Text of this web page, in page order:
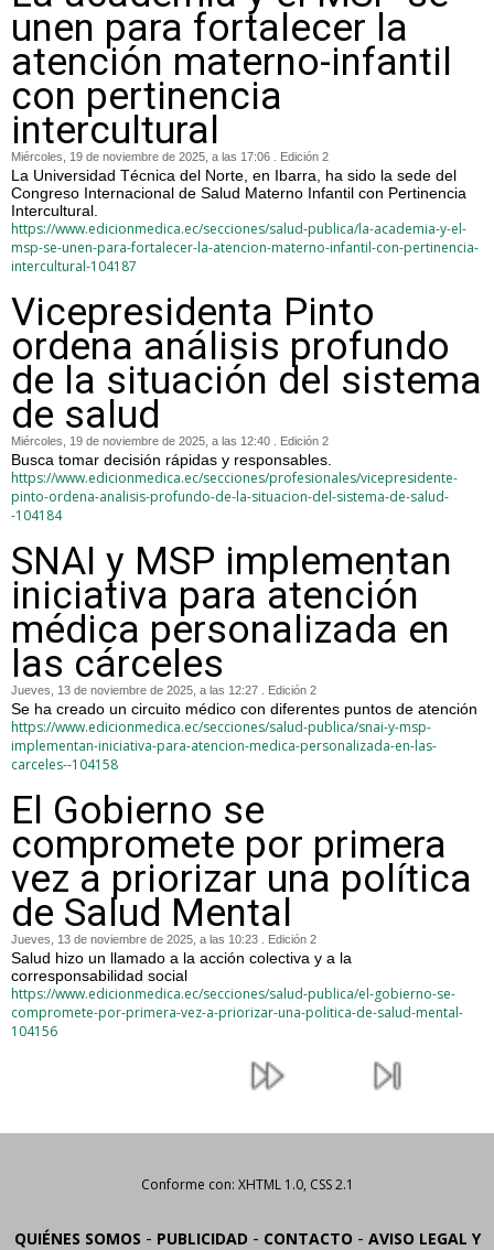
unen para fortalecer la
atención materno-infantil
con pertinencia
intercultural
Miércoles, 19 de noviembre de 2025, a las 17:06 . Edición 2
La Universidad Técnica del Norte, en Ibarra, ha sido la sede del
Congreso Internacional de Salud Materno Infantil con Pertinencia
Intercultural.
https://www.edicionmedica.ec/secciones/salud-publica/la-academia-y-el-
msp-se-unen-para-fortalecer-la-atencion-materno-infantil-con-pertinencia-
intercultural-104187
Vicepresidenta Pinto
ordena análisis profundo
de la situación del sistema
de salud
Miércoles, 19 de noviembre de 2025, a las 12:40 . Edición 2
Busca tomar decisión rápidas y responsables.
https://www.edicionmedica.ec/secciones/profesionales/vicepresidente-
pinto-ordena-analisis-profundo-de-la-situacion-del-sistema-de-salud-
-104184
SNAI y MSP implementan
iniciativa para atención
médica personalizada en
las cárceles
Jueves, 13 de noviembre de 2025, a las 12:27 . Edición 2
Se ha creado un circuito médico con diferentes puntos de atención
https://www.edicionmedica.ec/secciones/salud-publica/snai-y-msp-
implementan-iniciativa-para-atencion-medica-personalizada-en-las-
carceles--104158
El Gobierno se
compromete por primera
vez a priorizar una política
de Salud Mental
Jueves, 13 de noviembre de 2025, a las 10:23 . Edición 2
Salud hizo un llamado a la acción colectiva y a la
corresponsabilidad social
https://www.edicionmedica.ec/secciones/salud-publica/el-gobierno-se-
compromete-por-primera-vez-a-priorizar-una-politica-de-salud-mental-
104156
Conforme con: XHTML 1.0, CSS 2.1
QUIÉNES SOMOS - PUBLICIDAD - CONTACTO - AVISO LEGAL Y